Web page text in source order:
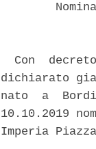
Con
dichiarato
nato  a
10.10.2019
Imperia